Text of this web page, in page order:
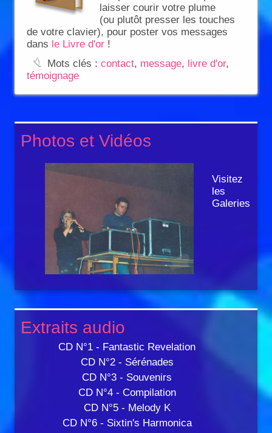
laisser courir votre plume
(ou plutôt presser les touches
de votre clavier), pour poster vos messages
dans le Livre d'or !
: Mots clés : contact, message, livre d'or,
témoignage
Photos et Vidéos
Visitez
les
Galeries
Extraits audio
CD N°1 - Fantastic Revelation
CD N°2 - Sérénades
CD N°3 - Souvenirs
CD N°4 - Compilation
CD N°5 - Melody K
CD N°6 - Sixtin's Harmonica